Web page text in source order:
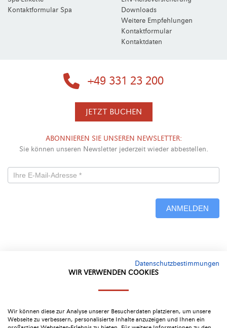
Kontaktformular Spa
Downloads
Weitere Empfehlungen
Kontaktformular
Kontaktdaten
+49 331 23 200
JETZT BUCHEN
ABONNIEREN SIE UNSEREN NEWSLETTER:
Sie können unseren Newsletter jederzeit wieder abbestellen.
Newsletterformular
ANMELDEN
4.4
Datenschutzbestimmungen
WIR VERWENDEN COOKIES
Wir können diese zur Analyse unserer Besucherdaten platzieren, um unsere
Webseite zu verbessern, personalisierte Inhalte anzuzeigen und Ihnen ein